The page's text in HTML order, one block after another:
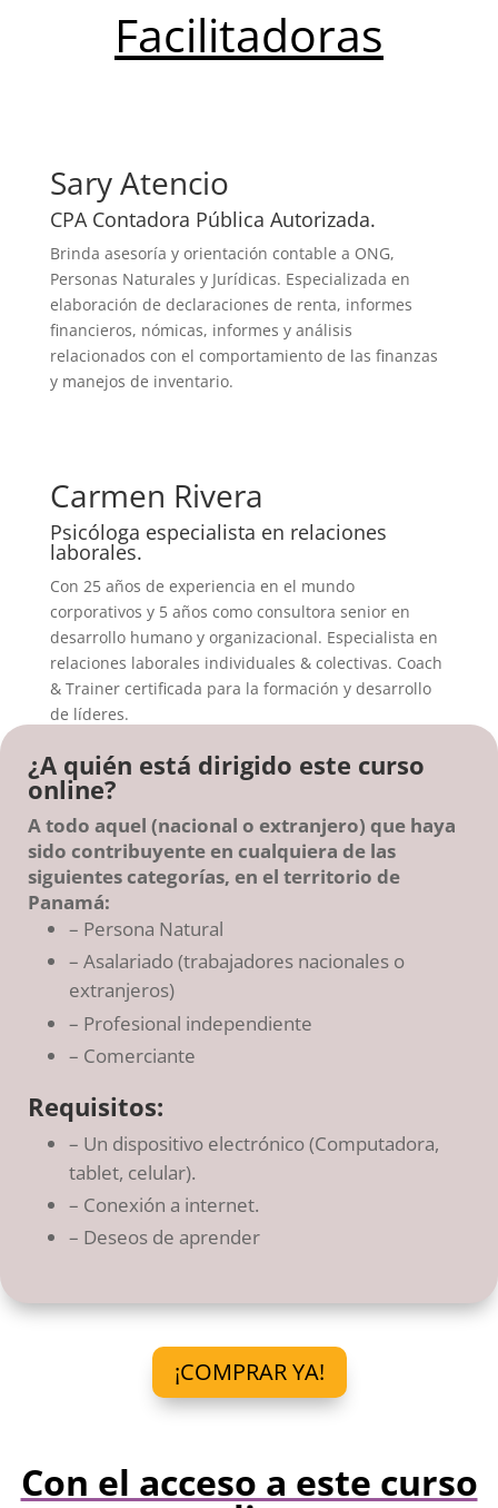
Facilitadoras
Sary Atencio
CPA Contadora Pública Autorizada.
Brinda asesoría y orientación contable a ONG,
Personas Naturales y Jurídicas. Especializada en
elaboración de declaraciones de renta, informes
financieros, nómicas, informes y análisis
relacionados con el comportamiento de las finanzas
y manejos de inventario.
Carmen Rivera
Psicóloga especialista en relaciones
laborales.
Con 25 años de experiencia en el mundo
corporativos y 5 años como consultora senior en
desarrollo humano y organizacional. Especialista en
relaciones laborales individuales & colectivas. Coach
& Trainer certificada para la formación y desarrollo
de líderes.
¿A quién está dirigido este curso
online?
A todo aquel (nacional o extranjero) que haya
sido contribuyente en cualquiera de las
siguientes categorías, en el territorio de
Panamá:
– Persona Natural
– Asalariado (trabajadores nacionales o
extranjeros)
– Profesional independiente
– Comerciante
Requisitos:
– Un dispositivo electrónico (Computadora,
tablet, celular).
– Conexión a internet.
– Deseos de aprender
¡COMPRAR YA!
Con el acceso a este curso